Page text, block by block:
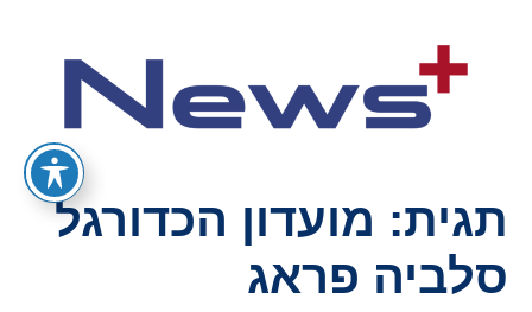
תגית: מועדון הכדורגל
סלביה פראג